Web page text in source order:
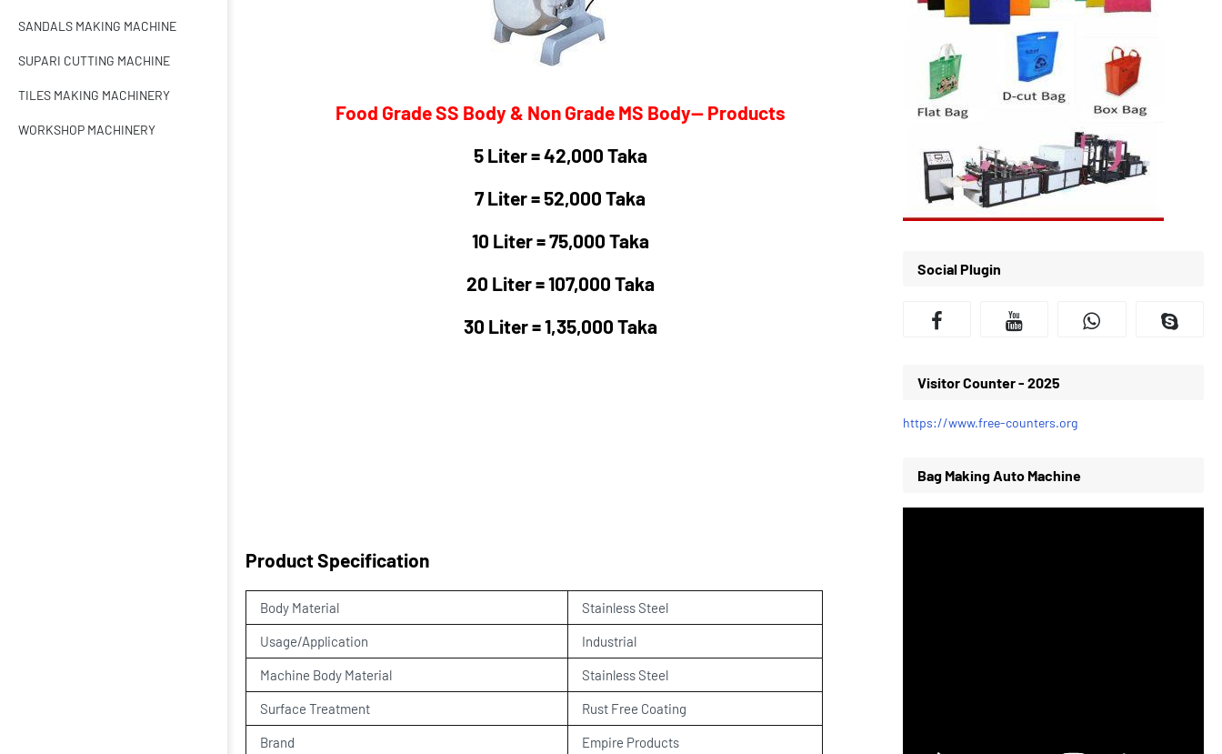
SANDALS MAKING MACHINE
SUPARI CUTTING MACHINE
TILES MAKING MACHINERY
WORKSHOP MACHINERY
Food Grade SS Body & Non Grade MS Body-- Products
5 Liter = 42,000 Taka
7 Liter = 52,000 Taka
10 Liter = 75,000 Taka
20 Liter = 107,000 Taka
30 Liter = 1,35,000 Taka
Product Specification
Body Material Stainless Steel
Usage/Application Industrial
Machine Body Material Stainless Steel
Surface Treatment Rust Free Coating
Brand Empire Products
Social Plugin
Visitor Counter - 2025
https://www.free-counters.org
Bag Making Auto Machine